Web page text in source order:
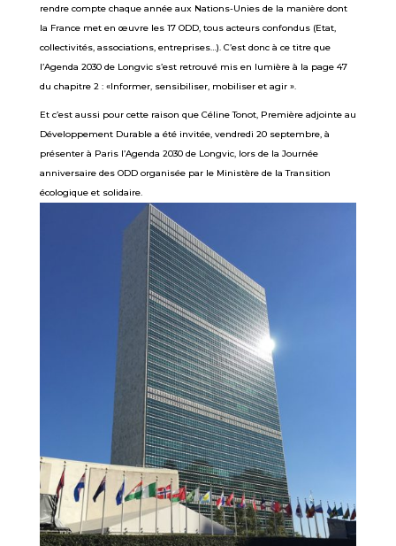
rendre compte chaque année aux Nations-Unies de la manière dont
la France met en œuvre les 17 ODD, tous acteurs confondus (Etat,
collectivités, associations, entreprises…). C’est donc à ce titre que
l’Agenda 2030 de Longvic s’est retrouvé mis en lumière à la page 47
du chapitre 2 : «Informer, sensibiliser, mobiliser et agir ».
Et c’est aussi pour cette raison que Céline Tonot, Première adjointe au
Développement Durable a été invitée, vendredi 20 septembre, à
présenter à Paris l’Agenda 2030 de Longvic, lors de la Journée
anniversaire des ODD organisée par le Ministère de la Transition
écologique et solidaire.